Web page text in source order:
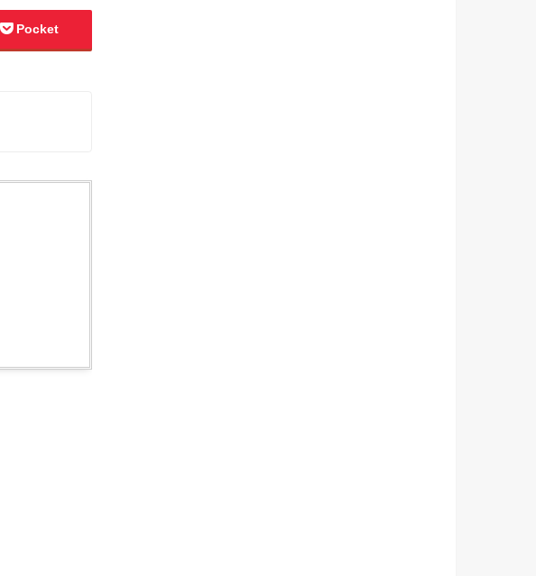
Pocket